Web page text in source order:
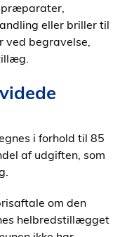
eller briller til
ved begravelse,
i forhold til 85
af udgiften, som
om den
helbredstillægget